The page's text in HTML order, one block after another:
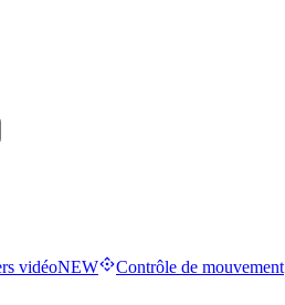
vidéoNEW Contrôle de mouvement